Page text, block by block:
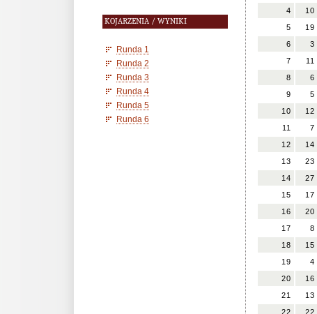
KOJARZENIA / WYNIKI
Runda 1
Runda 2
Runda 3
Runda 4
Runda 5
Runda 6
4
10
5
19
6
3
7
11
8
6
9
5
10
12
11
7
12
14
13
23
14
27
15
17
16
20
17
8
18
15
19
4
20
16
21
13
22
22